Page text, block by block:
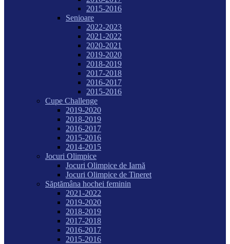
2015-2016
Senioare
2022-2023
2021-2022
2020-2021
2019-2020
2018-2019
2017-2018
2016-2017
2015-2016
Cupe Challenge
2019-2020
2018-2019
2016-2017
2015-2016
2014-2015
Jocuri Olimpice
Jocuri Olimpice de Iarnă
Jocuri Olimpice de Tineret
Săptămâna hochei feminin
2021-2022
2019-2020
2018-2019
2017-2018
2016-2017
2015-2016